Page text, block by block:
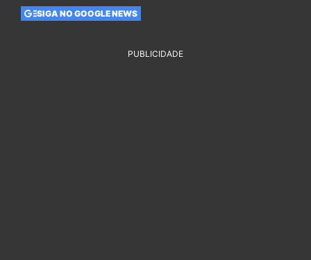
SIGA NO GOOGLE NEWS
PUBLICIDADE